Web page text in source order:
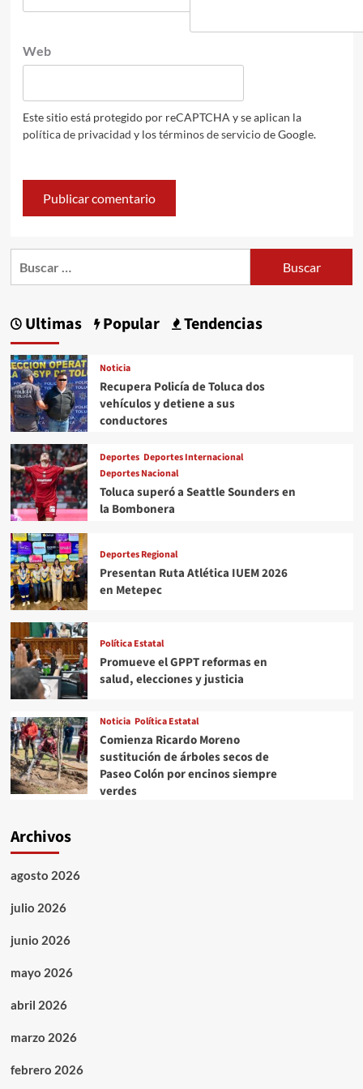
Web
Este sitio está protegido por reCAPTCHA y se aplican la
política de privacidad y lostérminos de serviciode Google.
Ultimas Popular Tendencias
Noticia
Recupera Policía de Toluca dos
vehículos y detiene a sus
conductores
Deportes Deportes Internacional
Deportes Nacional
Toluca superó a Seattle Sounders en
la Bombonera
Deportes Regional
Presentan Ruta Atlética IUEM 2026
en Metepec
Política Estatal
Promueve el GPPT reformas en
salud, elecciones y justicia
Noticia Política Estatal
Comienza Ricardo Moreno
sustitución de árboles secos de
Paseo Colón por encinos siempre
verdes
Archivos
agosto 2026
julio 2026
junio 2026
mayo 2026
abril 2026
marzo 2026
febrero 2026